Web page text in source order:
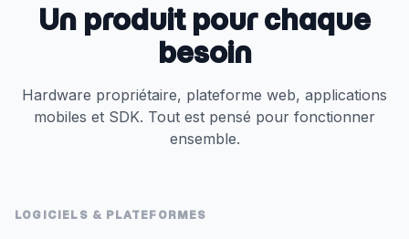
Un produit pour chaque
besoin
Hardware propriétaire, plateforme web, applications
mobiles et SDK. Tout est pensé pour fonctionner
ensemble.
LOGICIELS & PLATEFORMES